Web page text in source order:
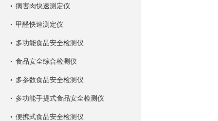
病害肉快速测定仪
甲醛快速测定仪
多功能食品安全检测仪
食品安全综合检测仪
多参数食品安全检测仪
多功能手提式食品安全检测仪
便携式食品安全检测仪